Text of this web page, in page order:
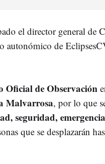
el director general de
autonómico de
Oficial de Observación
Malvarrosa, por lo que
seguridad,
que se desplazarán